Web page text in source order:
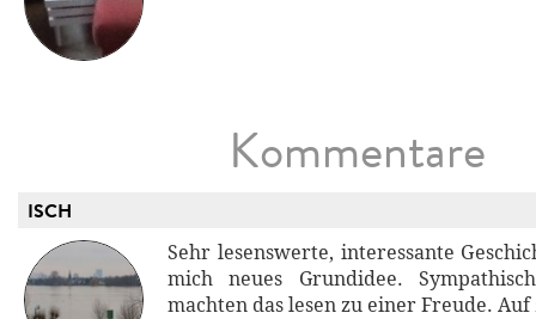
Kommentare
ISCH
Sehr lesenswerte, interessante
mich neues Grundidee.
machten das lesen zu einer Freude. Auf